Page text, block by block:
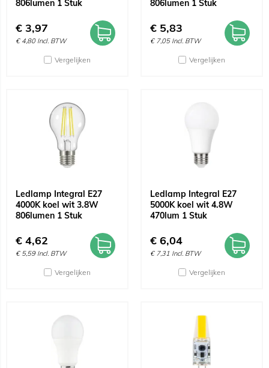
806lumen 1 Stuk
€ 3,97
€ 4,80 Incl. BTW
Vergelijken
806lumen 1 Stuk
€ 5,83
€ 7,05 Incl. BTW
Vergelijken
Ledlamp Integral E27
4000K koel wit 3.8W
806lumen 1 Stuk
€ 4,62
€ 5,59 Incl. BTW
Vergelijken
Ledlamp Integral E27
5000K koel wit 4.8W
470lum 1 Stuk
€ 6,04
€ 7,31 Incl. BTW
Vergelijken